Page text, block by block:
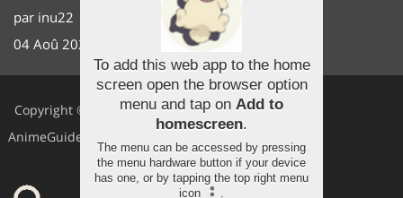
par inu22
04 Aoû 2026 20:30
Copyright ©
AnimeGuides
Facebook
Youtube
Twitter
To add this web app to the home
screen open the browser option
menu and tap on Add to
homescreen.
The menu can be accessed by pressing
the menu hardware button if your device
has one, or by tapping the top right menu
icon
.